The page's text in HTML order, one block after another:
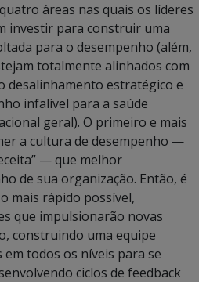
áreas nas quais os líderes
investir para construir uma
para o desempenho (além,
totalmente alinhados com
desalinhamento estratégico e
infalível para a saúde
geral). O primeiro e mais
a cultura de desempenho —
— que melhor
de sua organização. Então, é
mais rápido possível,
que impulsionarão novas
construindo uma equipe
todos os níveis para se
ciclos de feedback